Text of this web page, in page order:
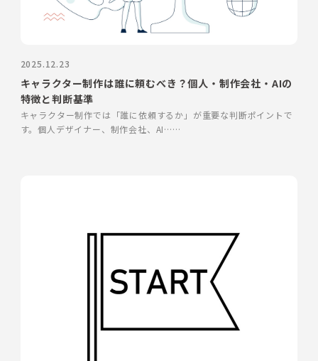
2025.12.23
キャラクター制作は誰に頼むべき？個人・制作会社・AIの
特徴と判断基準
キャラクター制作では「誰に依頼するか」が重要な判断ポイントで
す。個人デザイナー、制作会社、AI……